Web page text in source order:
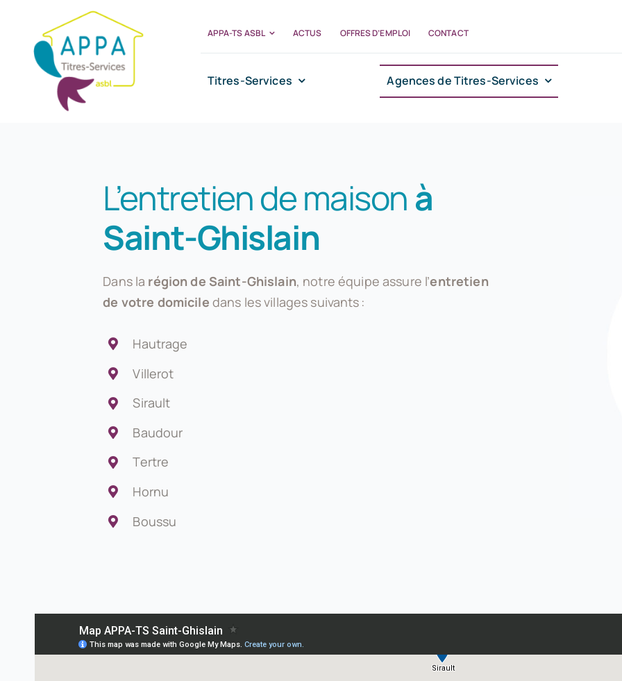
contenu
APPA-TS ASBL ACTUS OFFRES D’EMPLOI CONTACT
Titres-Services Agences de Titres-Services
L’entretien de maison à
Saint-Ghislain
Dans la région de Saint-Ghislain, notre équipe assure l’entretien
de votre domicile dans les villages suivants :
Hautrage
Villerot
Sirault
Baudour
Tertre
Hornu
Boussu